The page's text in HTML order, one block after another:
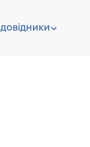
довідники